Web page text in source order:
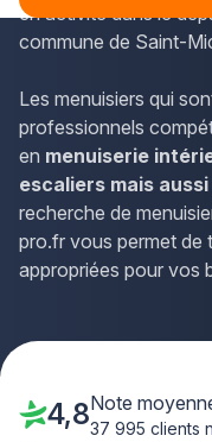
en activité dans le
commune de Saint-
Les menuisiers qui
professionnels
en menuiserie
escaliers mais
recherche de
pro.fr vous permet de
appropriées pour vos
4,8Note
37 995 clients